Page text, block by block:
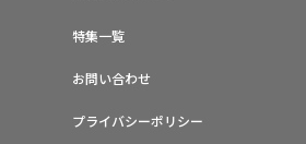
特集一覧
お問い合わせ
プライバシーポリシー